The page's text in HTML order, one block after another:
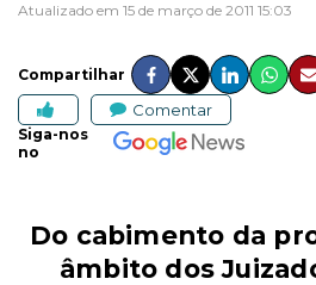
Atualizado em 15 de março de 2011 15:03
Compartilhar
Comentar
Siga-nos
no
Do cabimento da
âmbito dos